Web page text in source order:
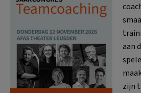
aan
zijn